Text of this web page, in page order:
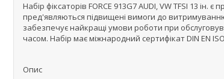
Набір фіксаторів FORCE 913G7 AUDI, VW TFSI 13
пред'являються підвищені вимоги до
забезпечує найкращі умови роботи при
часом. Набір має міжнародний сертифікат DIN EN
Опис